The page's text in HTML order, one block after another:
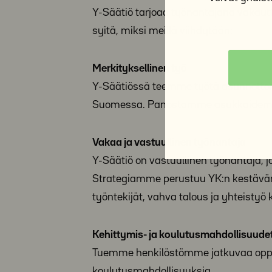
Y-Säätiö tarjoaa työnantajana
syitä, miksi meillä viihdytään:
Merkityksellinen työ
Y-Säätiössä teemme työtä
Suomessa. Panostamme
Vakaa ja vastuullinen työnantaja
Y-Säätiö on vastuullinen työnantaja,
Strategiamme perustuu YK:n
työntekijät, vahva talous ja yhteistyö
Kehittymis- ja
Tuemme henkilöstömme jatkuvaa